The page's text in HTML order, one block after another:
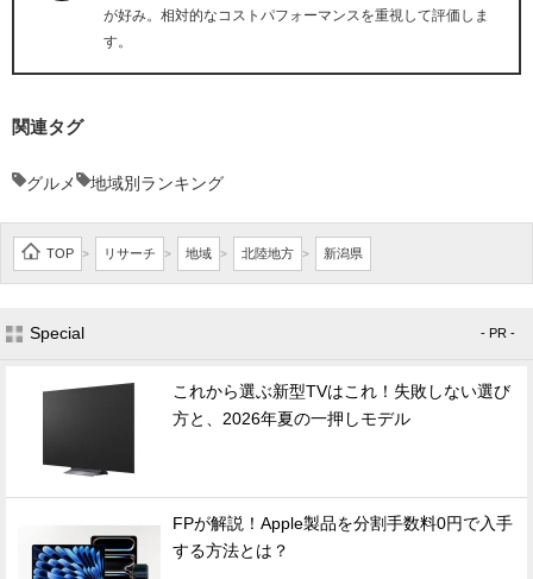
が好み。相対的なコストパフォーマンスを重視して評価しま
す。
関連タグ
グルメ 地域別ランキング
TOP > リサーチ > 地域 > 北陸地方 > 新潟県
Special - PR -
これから選ぶ新型TVはこれ！失敗しない選び
方と、2026年夏の一押しモデル
FPが解説！Apple製品を分割手数料0円で入手
する方法とは？